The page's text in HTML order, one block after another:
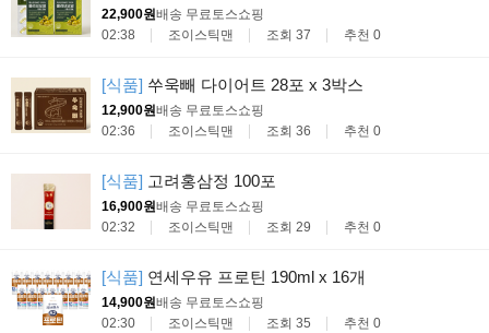
22,900원배송 무료토스쇼핑
02:38
조이스틱맨 조회 37 추천 0
[식품] 쑤욱빼 다이어트 28포 x 3박스
12,900원배송 무료토스쇼핑
02:36
조이스틱맨 조회 36 추천 0
[식품] 고려홍삼정 100포
16,900원배송 무료토스쇼핑
02:32
조이스틱맨 조회 29 추천 0
[식품] 연세우유 프로틴 190ml x 16개
14,900원배송 무료토스쇼핑
02:30
조이스틱맨 조회 35 추천 0